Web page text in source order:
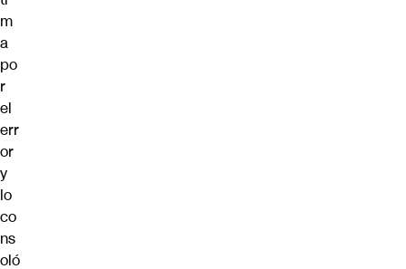
m
a
po
r
el
err
or
y
lo
co
ns
oló